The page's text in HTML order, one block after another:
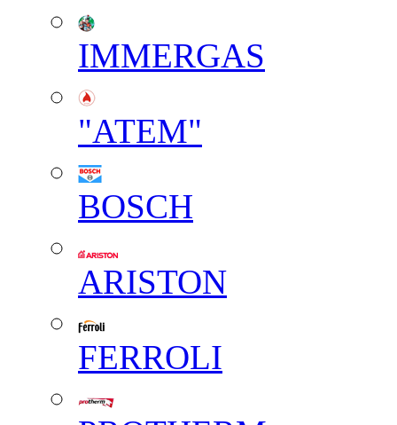
IMMERGAS
"АТЕМ"
BOSCH
ARISTON
FERROLI